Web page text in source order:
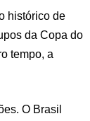
histórico de
da Copa do
tempo, a
O Brasil